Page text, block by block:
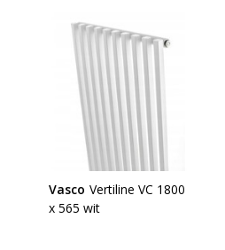
Vasco Vertiline VC 1800
x 565 wit